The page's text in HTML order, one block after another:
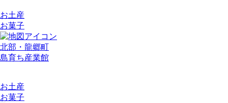
お土産
お菓子
北部・龍郷町
島育ち産業館
お土産
お菓子